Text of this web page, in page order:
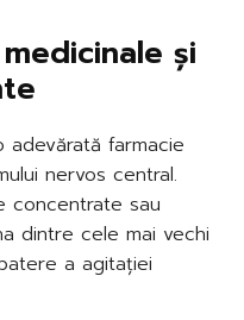
și
adevărată farmacie
nervos central.
concentrate sau
dintre cele mai vechi
a agitației